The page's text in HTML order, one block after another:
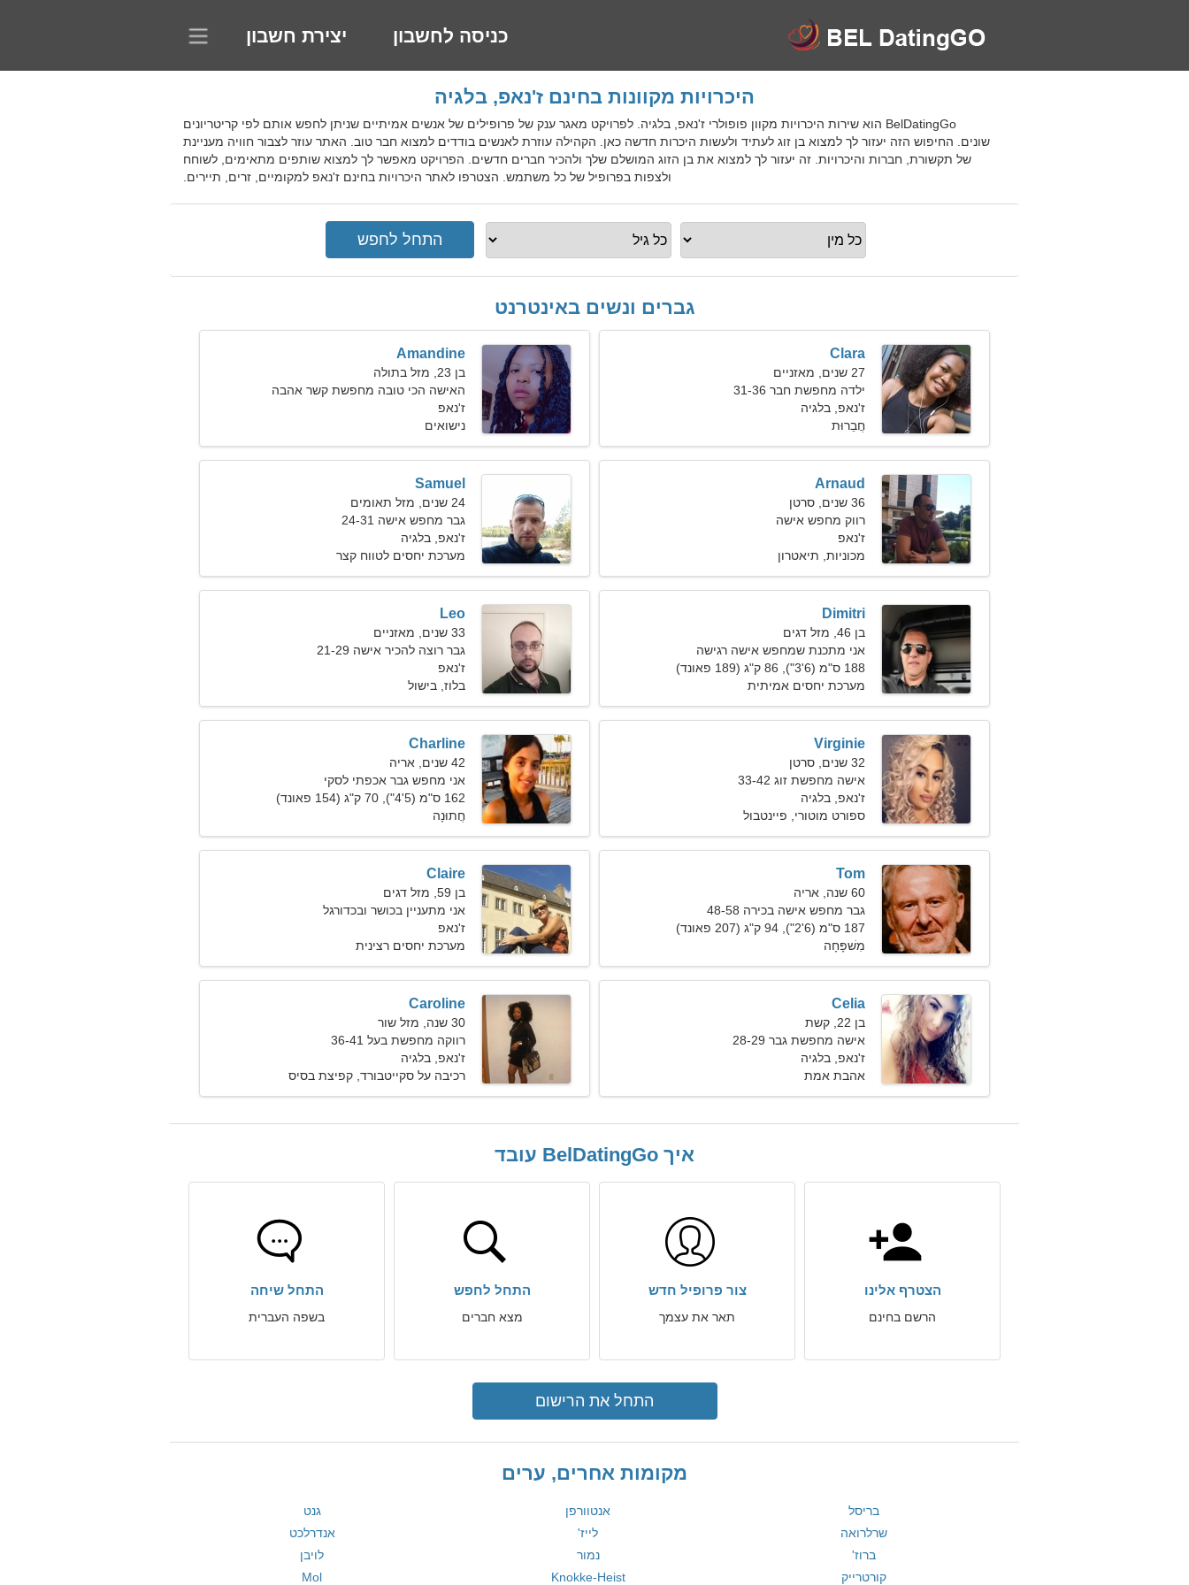
כניסה לחשבון יצירת חשבון
היכרויות מקוונות בחינם ז'נאפ, בלגיה
BelDatingGo הוא שירות היכרויות מקוון פופולרי ז'נאפ, בלגיה. לפרויקט מאגר ענק של פרופילים של אנשים אמיתיים שניתן לחפש אותם לפי קריטריונים
שונים. החיפוש הזה יעזור לך למצוא בן זוג לעתיד ולעשות היכרות חדשה כאן. הקהילה עוזרת לאנשים בודדים למצוא חבר טוב. האתר עוזר לצבור חוויה מעניינת
של תקשורת, חברות והיכרויות. זה יעזור לך למצוא את בן הזוג המושלם שלך ולהכיר חברים חדשים. הפרויקט מאפשר לך למצוא שותפים מתאימים, לשוחח
ולצפות בפרופיל של כל משתמש. הצטרפו לאתר היכרויות בחינם ז'נאפ למקומיים, זרים, תיירים.
גברים ונשים באינטרנט
Clara
27 שנים, מאזניים
ילדה מחפשת חבר 31-36
ז'נאפ, בלגיה
חֲבֵרוּת
Amandine
בן 23, מזל בתולה
האישה הכי טובה מחפשת קשר אהבה
ז'נאפ
נישואים
Arnaud
36 שנים, סרטן
רווק מחפש אישה
ז'נאפ
מכוניות, תיאטרון
Samuel
24 שנים, מזל תאומים
גבר מחפש אישה 24-31
ז'נאפ, בלגיה
מערכת יחסים לטווח קצר
Dimitri
בן 46, מזל דגים
אני מתכנת שמחפש אישה רגישה
188 ס"מ (6'3"), 86 ק"ג (189 פאונד)
מערכת יחסים אמיתית
Leo
33 שנים, מאזניים
גבר רוצה להכיר אישה 21-29
ז'נאפ
בלוז, בישול
Virginie
32 שנים, סרטן
אישה מחפשת זוג 33-42
ז'נאפ, בלגיה
ספורט מוטורי, פיינטבול
Charline
42 שנים, אריה
אני מחפש גבר אכפתי לסקי
162 ס"מ (5'4"), 70 ק"ג (154 פאונד)
חֲתוּנָה
Tom
60 שנה, אריה
גבר מחפש אישה בכירה 48-58
187 ס"מ (6'2"), 94 ק"ג (207 פאונד)
מִשׁפָּחָה
Claire
בן 59, מזל דגים
אני מתעניין בכושר ובכדורגל
ז'נאפ
מערכת יחסים רצינית
Celia
בן 22, קשת
אישה מחפשת גבר 28-29
ז'נאפ, בלגיה
אהבת אמת
Caroline
30 שנה, מזל שור
רווקה מחפשת בעל 36-41
ז'נאפ, בלגיה
רכיבה על סקייטבורד, קפיצת בסיס
איך BelDatingGo עובד
הצטרף אלינו
הרשם בחינם
צור פרופיל חדש
תאר את עצמך
התחל לחפש
מצא חברים
התחל שיחה
בשפה העברית
התחל את הרישום
מקומות אחרים, ערים
בריסל אנטוורפן
גנט
שרלרואה
לייז'
אנדרלכט
ברוז'
נמור
לויבן
קורטרייק
Knokke-Heist
Mol